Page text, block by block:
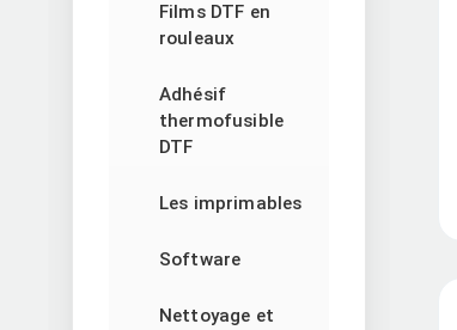
Films DTF en
rouleaux
Adhésif
thermofusible
DTF
Les imprimables
Software
Nettoyage et